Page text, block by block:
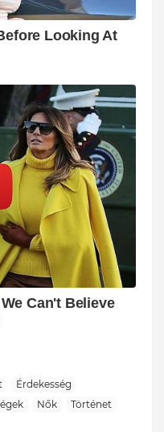
Érdekesség
Nők
Történet